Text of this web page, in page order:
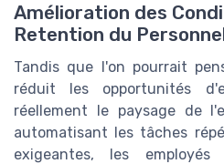
Amélioration des
Retention du
Tandis que l'on pourrait
réduit les opportunités
réellement le paysage de
automatisant les tâches
exigeantes, les